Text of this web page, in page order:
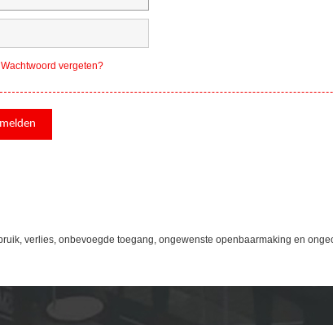
Wachtwoord vergeten?
verlies, onbevoegde toegang, ongewenste openbaarmaking en